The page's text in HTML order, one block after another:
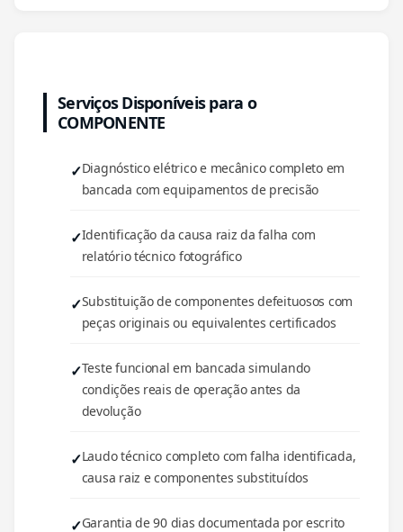
Serviços Disponíveis para o
COMPONENTE
Diagnóstico elétrico e mecânico completo em
bancada com equipamentos de precisão
Identificação da causa raiz da falha com
relatório técnico fotográfico
Substituição de componentes defeituosos com
peças originais ou equivalentes certificados
Teste funcional em bancada simulando
condições reais de operação antes da
devolução
Laudo técnico completo com falha identificada,
causa raiz e componentes substituídos
Garantia de 90 dias documentada por escrito